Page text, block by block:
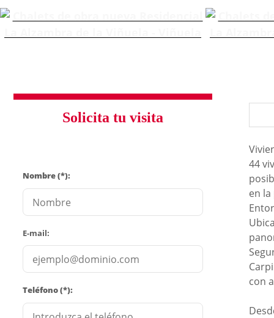
Solicita tu visita
Nombre (*):
E-mail:
Teléfono (*):
44
en la
con